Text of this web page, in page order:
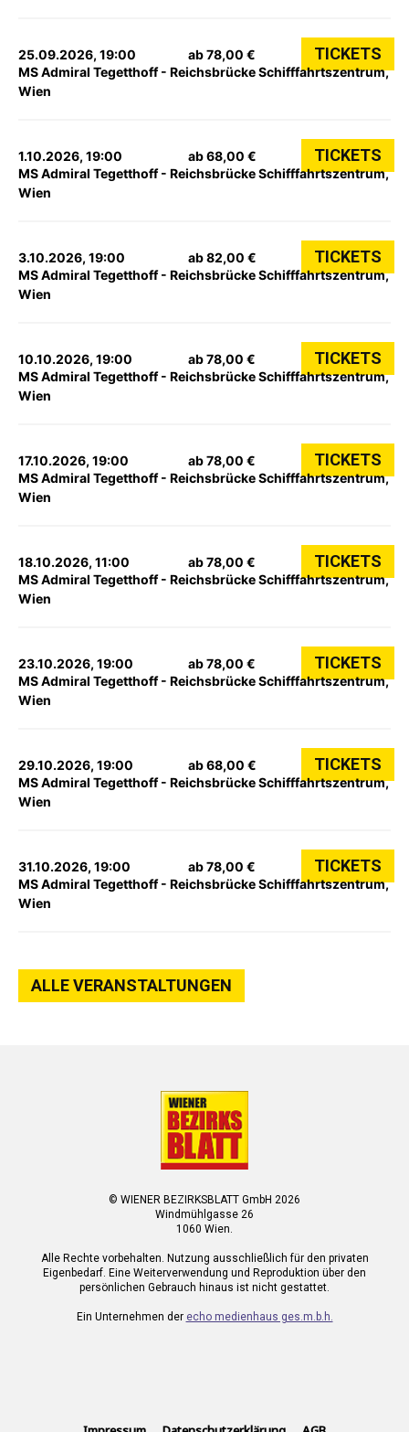
25.09.2026, 19:00
MS Admiral Tegetthoff - Reichsbrücke Schifffahrtszentrum,
Wien
ab 78,00 € TICKETS
1.10.2026, 19:00
MS Admiral Tegetthoff - Reichsbrücke Schifffahrtszentrum,
Wien
ab 68,00 € TICKETS
3.10.2026, 19:00
MS Admiral Tegetthoff - Reichsbrücke Schifffahrtszentrum,
Wien
ab 82,00 € TICKETS
10.10.2026, 19:00
MS Admiral Tegetthoff - Reichsbrücke Schifffahrtszentrum,
Wien
ab 78,00 € TICKETS
17.10.2026, 19:00
MS Admiral Tegetthoff - Reichsbrücke Schifffahrtszentrum,
Wien
ab 78,00 € TICKETS
18.10.2026, 11:00
MS Admiral Tegetthoff - Reichsbrücke Schifffahrtszentrum,
Wien
ab 78,00 € TICKETS
23.10.2026, 19:00
MS Admiral Tegetthoff - Reichsbrücke Schifffahrtszentrum,
Wien
ab 78,00 € TICKETS
29.10.2026, 19:00
MS Admiral Tegetthoff - Reichsbrücke Schifffahrtszentrum,
Wien
ab 68,00 € TICKETS
31.10.2026, 19:00
MS Admiral Tegetthoff - Reichsbrücke Schifffahrtszentrum,
Wien
ab 78,00 € TICKETS
ALLE VERANSTALTUNGEN
© WIENER BEZIRKSBLATT GmbH 2026
Windmühlgasse 26
1060 Wien.
Alle Rechte vorbehalten. Nutzung ausschließlich für den privaten
Eigenbedarf. Eine Weiterverwendung und Reproduktion über den
persönlichen Gebrauch hinaus ist nicht gestattet.
Ein Unternehmen der echo medienhaus ges.m.b.h.